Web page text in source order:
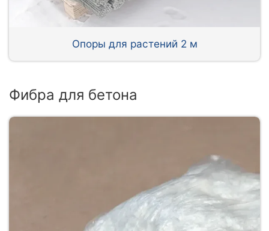
Опоры для растений 2 м
Фибра для бетона